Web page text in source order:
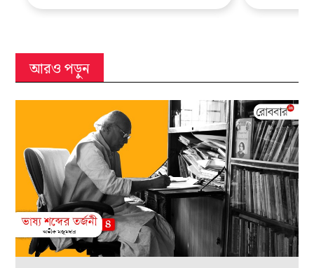
আরও পড়ুন